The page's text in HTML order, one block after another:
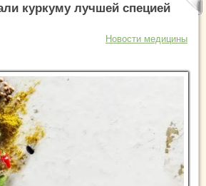
куркуму лучшей специей
Новости медицины